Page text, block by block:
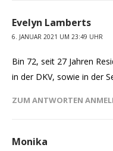
Evelyn Lamberts
6. JANUAR 2021 UM 23:49 UHR
Bin 72, seit 27 Jahren
in der DKV, sowie in der
ZUM ANTWORTEN
Monika